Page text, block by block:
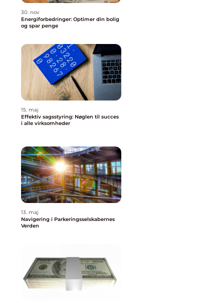
30. nov
Energiforbedringer: Optimer din bolig
og spar penge
15. maj
Effektiv sagsstyring: Nøglen til succes
i alle virksomheder
13. maj
Navigering i Parkeringsselskabernes
Verden